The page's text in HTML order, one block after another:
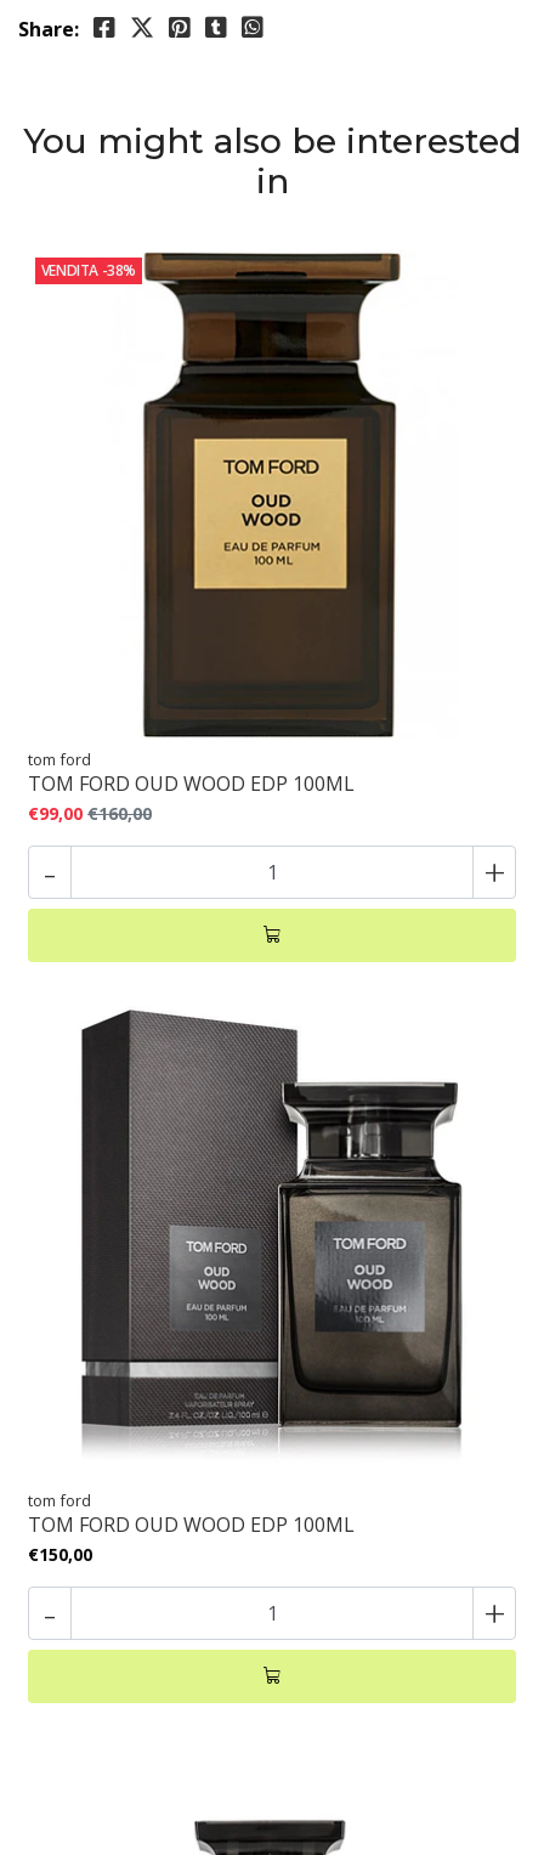
Share:
You might also be interested
in
VENDITA -38%
tom ford
TOM FORD OUD WOOD EDP 100ML
€99,00 €160,00
- +
tom ford
TOM FORD OUD WOOD EDP 100ML
€150,00
- +